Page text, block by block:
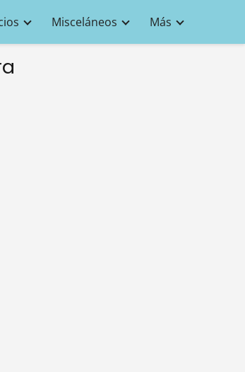
Misceláneos Más